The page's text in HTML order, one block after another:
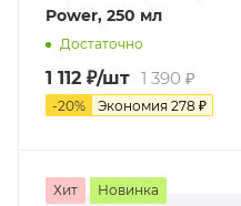
Power, 250 мл
Достаточно
1 112 ₽/шт 1 390 ₽
-20% Экономия 278 ₽
Хит Новинка